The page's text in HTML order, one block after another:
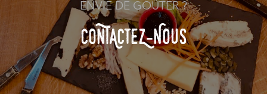
ENVIE DE GOÛTER ?
COnTACteZ-NOuS